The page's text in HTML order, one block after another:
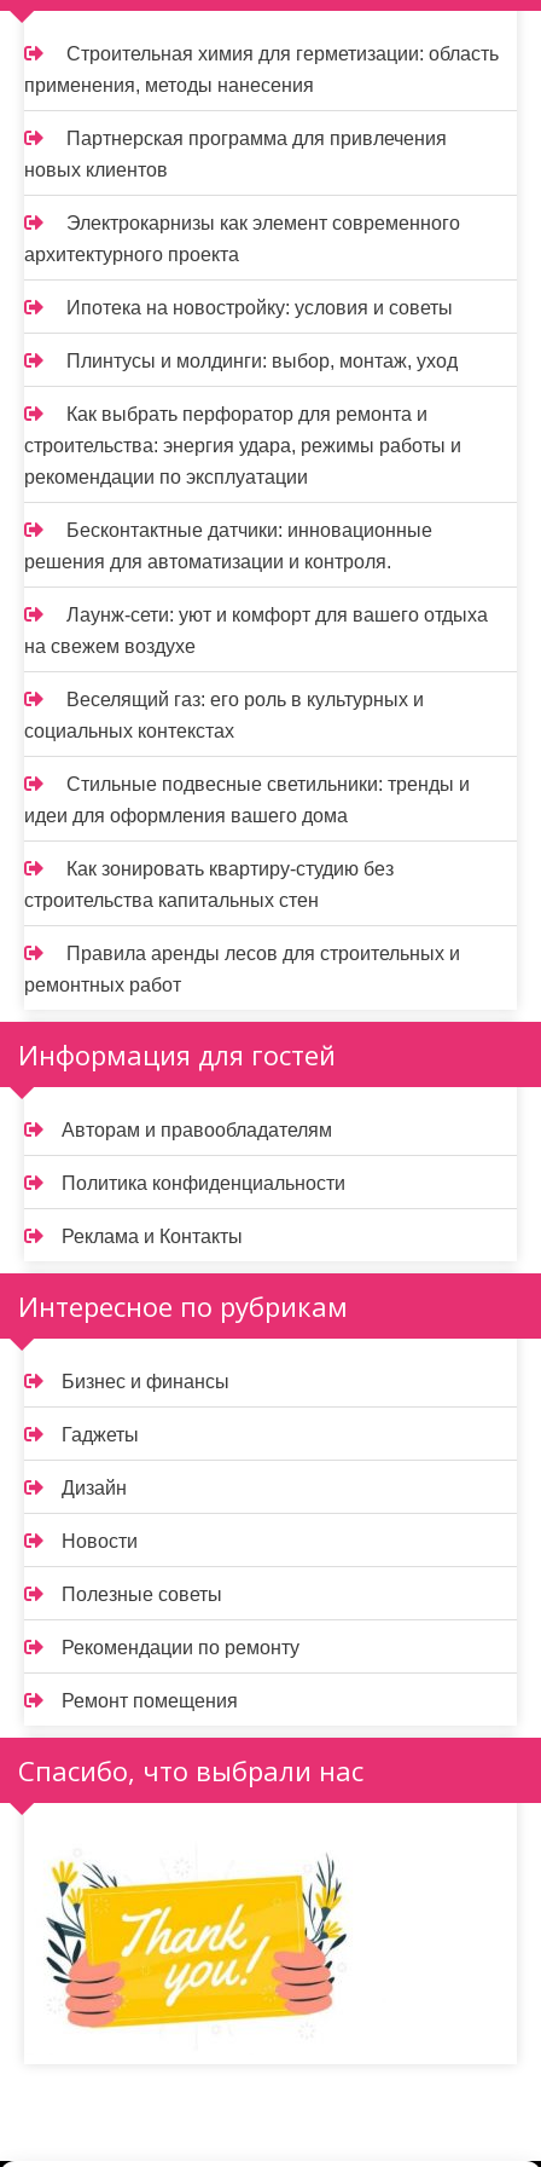
п
и
с
я
м
Строительная химия для герметизации: область
применения, методы нанесения
Партнерская программа для привлечения
новых клиентов
Электрокарнизы как элемент современного
архитектурного проекта
Ипотека на новостройку: условия и советы
Плинтусы и молдинги: выбор, монтаж, уход
Как выбрать перфоратор для ремонта и
строительства: энергия удара, режимы работы и
рекомендации по эксплуатации
Бесконтактные датчики: инновационные
решения для автоматизации и контроля.
Лаунж-сети: уют и комфорт для вашего отдыха
на свежем воздухе
Веселящий газ: его роль в культурных и
социальных контекстах
Стильные подвесные светильники: тренды и
идеи для оформления вашего дома
Как зонировать квартиру-студию без
строительства капитальных стен
Правила аренды лесов для строительных и
ремонтных работ
Информация для гостей
Авторам и правообладателям
Политика конфиденциальности
Реклама и Контакты
Интересное по рубрикам
Бизнес и финансы
Гаджеты
Дизайн
Новости
Полезные советы
Рекомендации по ремонту
Ремонт помещения
Спасибо, что выбрали нас